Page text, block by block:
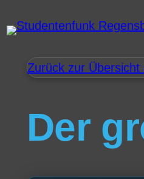
Zurück zur Übersicht
Der